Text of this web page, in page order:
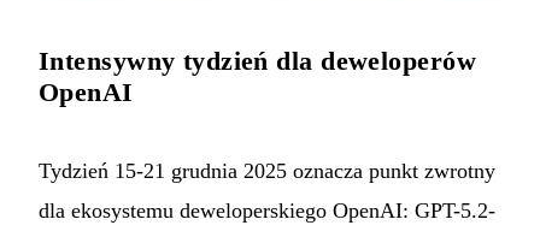
Intensywny tydzień dla deweloperów
OpenAI
Tydzień 15-21 grudnia 2025 oznacza punkt zwrotny
dla ekosystemu deweloperskiego OpenAI: GPT-5.2-